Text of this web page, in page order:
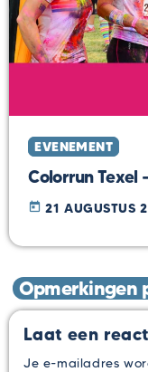
EVENEMENT
Colorrun Texel
today 21 AUGUSTUS
Opmerkingen
Laat een
Je e-mailadres